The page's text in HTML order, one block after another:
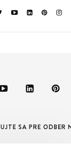
SA PRE ODBER